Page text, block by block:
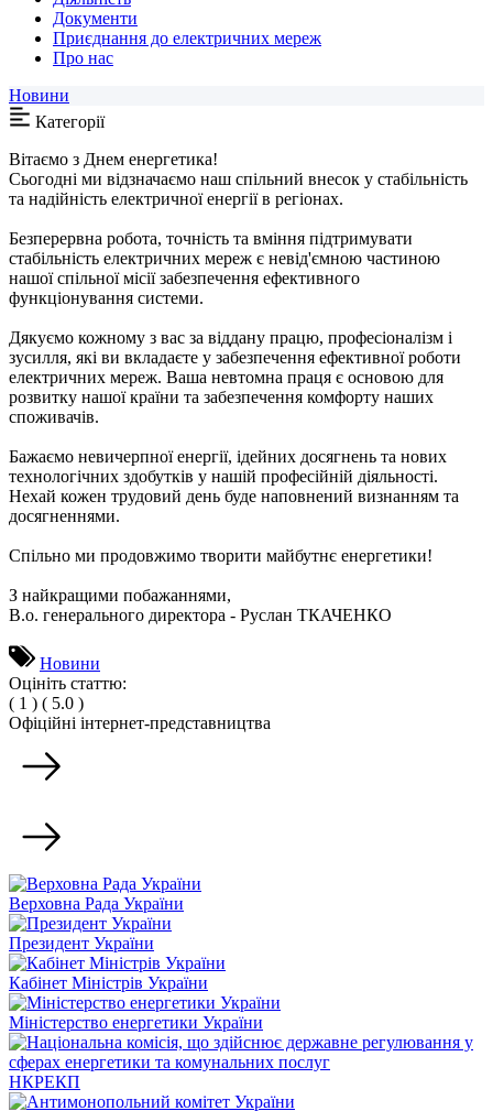
Документи
Приєднання до електричних мереж
Про нас
Новини
Категорії
Вітаємо з Днем енергетика!
Сьогодні ми відзначаємо наш спільний внесок у стабільність
та надійність електричної енергії в регіонах.
Безперервна робота, точність та вміння підтримувати
стабільність електричних мереж є невід'ємною частиною
нашої спільної місії забезпечення ефективного
функціонування системи.
Дякуємо кожному з вас за віддану працю, професіоналізм і
зусилля, які ви вкладаєте у забезпечення ефективної роботи
електричних мереж. Ваша невтомна праця є основою для
розвитку нашої країни та забезпечення комфорту наших
споживачів.
Бажаємо невичерпної енергії, ідейних досягнень та нових
технологічних здобутків у нашій професійній діяльності.
Нехай кожен трудовий день буде наповнений визнанням та
досягненнями.
Спільно ми продовжимо творити майбутнє енергетики!
З найкращими побажаннями,
В.о. генерального директора - Руслан ТКАЧЕНКО
Новини
Оцініть статтю:
( 1 ) ( 5.0 )
Офіційні інтернет-представництва
Верховна Рада України
Президент України
Кабінет Міністрів України
Міністерство енергетики України
НКРЕКП